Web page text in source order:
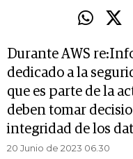
Durante AWS
dedicado a la
que es parte de la
deben tomar
integridad de los
20 Junio de 2023 06.30